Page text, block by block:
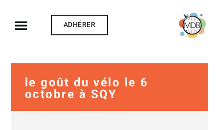
ADHÉRER
le goût du vélo le 6
octobre à SQY